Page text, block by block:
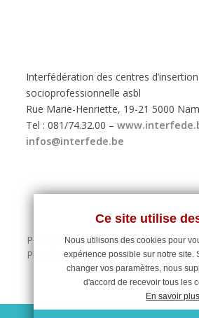
Ce site utilise
Nous utilisons des cookies pour
expérience possible sur notre site.
changer vos paramètres, nous
d'accord de recevoir tous les
En savoir plus
Interfédération des centres d’insertion
socioprofessionnelle asbl
Rue Marie-Henriette, 19-21 5000
Tel : 081/74.32.00 –
infos@interfede.be
Politique de protection des données
Plan du site